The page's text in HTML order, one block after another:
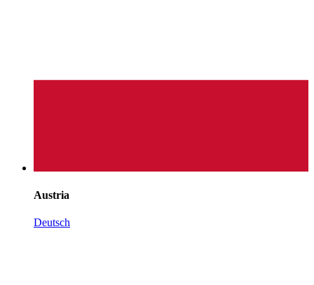
Austria
Deutsch